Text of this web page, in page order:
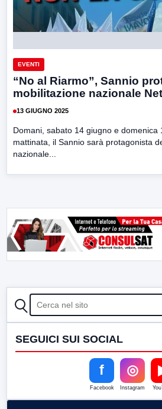
EVENTI
“No al Riarmo”, Sannio
mobilitazione nazionale
13 GIUGNO 2025
Domani, sabato 14 giugno e domenica
mattinata, il Sannio sarà protagonista
nazionale...
CERCA
SEGUICI SUI SOCIAL
f
Facebook
◎
Instagram